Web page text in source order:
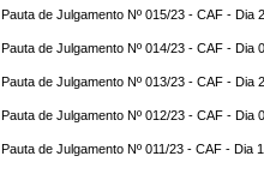
Pauta de Julgamento Nº 015/23 - CAF - Dia
Pauta de Julgamento Nº 014/23 - CAF - Dia
Pauta de Julgamento Nº 013/23 - CAF - Dia
Pauta de Julgamento Nº 012/23 - CAF - Dia
Pauta de Julgamento Nº 011/23 - CAF - Dia